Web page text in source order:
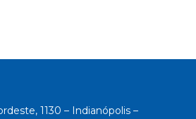
1130 – Indianópolis –